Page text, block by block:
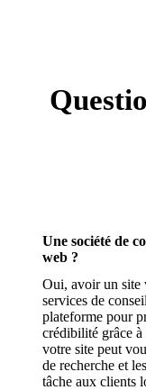
Une société de
web ?
Oui, avoir un site
services de
plateforme pour
crédibilité grâce à
votre site peut
de recherche et
tâche aux clients